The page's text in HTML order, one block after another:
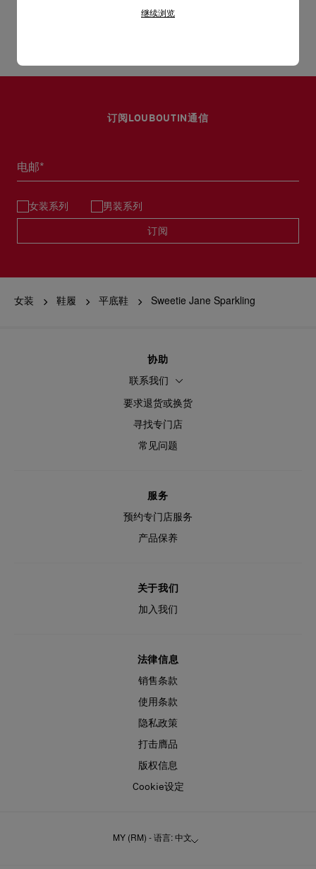
部分地区可能需要额外送货时间。
详情
送货日期起计30天内可以免费退换。
换货视乎产品库存而定，请联系客户服务专员。
订阅LOUBOUTIN通信
电邮*
女装系列 男装系列
订阅
女装 鞋履 平底鞋 Sweetie Jane Sparkling
协助
联系我们
要求退货或换货
寻找专门店
常见问题
服务
预约专门店服务
产品保养
关于我们
加入我们
法律信息
销售条款
使用条款
隐私政策
打击膺品
版权信息
Cookie设定
MY (RM) - 语言: 中文
继续浏览